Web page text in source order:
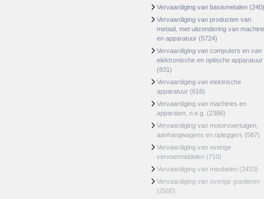
Vervaardiging van basismetalen (240)
Vervaardiging van producten van
metaal, met uitzondering van
en apparatuur (5724)
Vervaardiging van computers en van
elektronische en optische apparatuur
(831)
Vervaardiging van elektrische
apparatuur (616)
Vervaardiging van machines en
apparaten, n.e.g. (2386)
Vervaardiging van motorvoertuigen,
aanhangwagens en opleggers (587)
Vervaardiging van overige
vervoermiddelen (710)
Vervaardiging van meubelen (2433)
Vervaardiging van overige goederen
(2500)